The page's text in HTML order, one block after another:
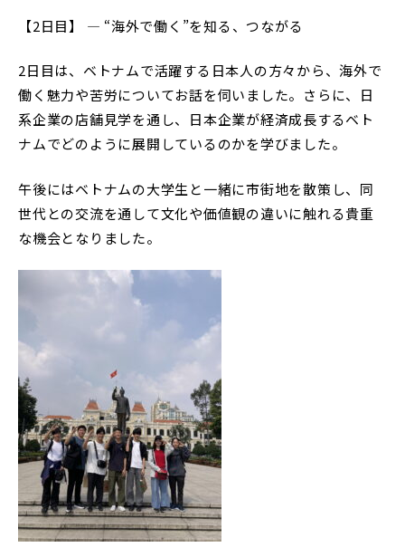
【2日目】 ― “海外で働く”を知る、つながる
2日目は、ベトナムで活躍する日本人の方々から、海外で
働く魅力や苦労についてお話を伺いました。さらに、日
系企業の店舗見学を通し、日本企業が経済成長するベト
ナムでどのように展開しているのかを学びました。
午後にはベトナムの大学生と一緒に市街地を散策し、同
世代との交流を通して文化や価値観の違いに触れる貴重
な機会となりました。